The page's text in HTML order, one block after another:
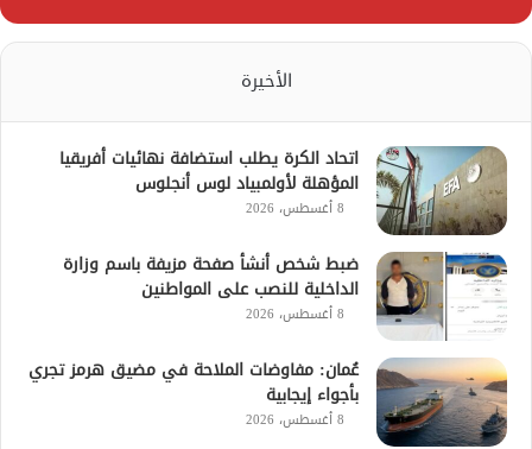
الأخيرة
اتحاد الكرة يطلب استضافة نهائيات أفريقيا
المؤهلة لأولمبياد لوس أنجلوس
8 أغسطس، 2026
ضبط شخص أنشأ صفحة مزيفة باسم وزارة
الداخلية للنصب على المواطنين
8 أغسطس، 2026
عُمان: مفاوضات الملاحة في مضيق هرمز تجري
بأجواء إيجابية
8 أغسطس، 2026